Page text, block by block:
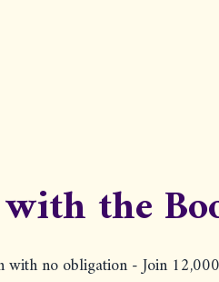
the
with no obligation - Join